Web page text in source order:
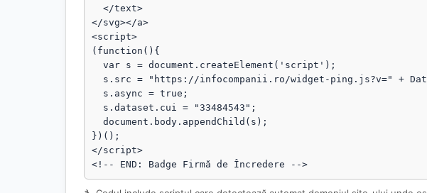
</svg></a>
<script>
(function(){
})();
</script>
<!-- END: Badge Firmă de Încredere -->